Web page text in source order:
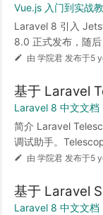
Vue.js 入门到实战
Laravel 8 引入
8.0 正式发布，随
由 学院君 发布于5
基于 Laravel
Laravel 8 中文文档
简介 Laravel
调试助手。
由 学院君 发布于5
基于 Laravel
Laravel 8 中文文档